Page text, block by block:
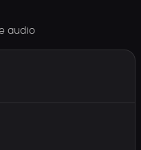
audio